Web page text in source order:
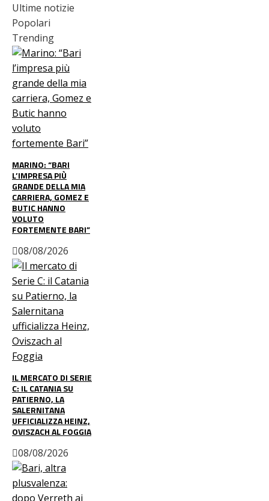
Ultime notizie
Popolari
Trending
MARINO: “BARI
L’IMPRESA PIÙ
GRANDE DELLA MIA
CARRIERA, GOMEZ E
BUTIC HANNO
VOLUTO
FORTEMENTE BARI”
08/08/2026
IL MERCATO DI SERIE
C: IL CATANIA SU
PATIERNO, LA
SALERNITANA
UFFICIALIZZA HEINZ,
OVISZACH AL FOGGIA
08/08/2026